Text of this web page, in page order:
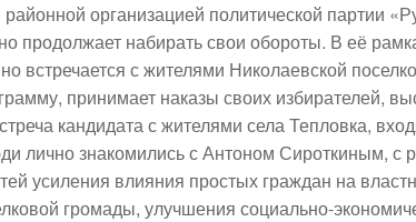
организацией политической партии
продолжает набирать свои обороты. В её
встречается с жителями Николаевской
принимает наказы своих избирателей,
кандидата с жителями села Тепловка,
лично знакомились с Антоном Сироткиным, с
усиления влияния простых граждан на
громады, улучшения социально-